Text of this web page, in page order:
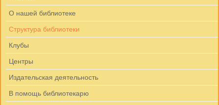
О нашей библиотеке
Структура библиотеки
Клубы
Центры
Издательская деятельность
В помощь библиотекарю